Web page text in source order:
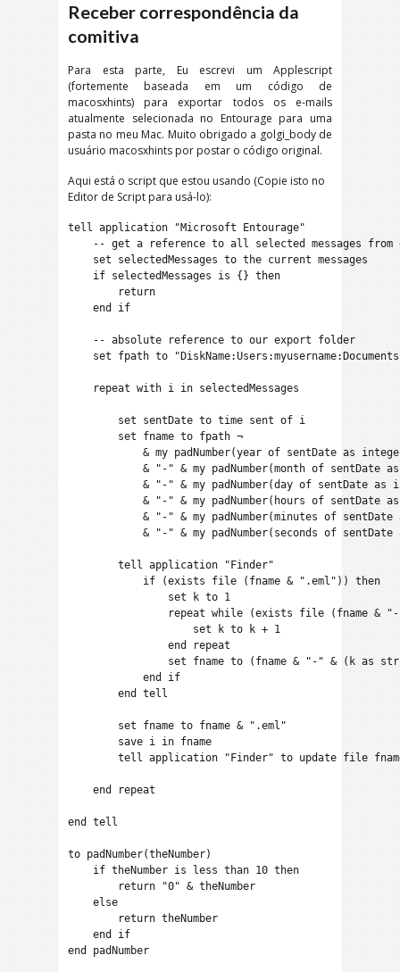
Receber correspondência da
comitiva
Para esta parte, Eu escrevi um Applescript
(fortemente baseada em um código de
macosxhints) para exportar todos os e-mails
atualmente selecionada no Entourage para uma
pasta no meu Mac. Muito obrigado a golgi_body de
usuário macosxhints por postar o código original.
Aqui está o script que estou usando (Copie isto no
Editor de Script para usá-lo):
tell application "Microsoft Entourage"
-- get a reference to all selected messages from
    set selectedMessages to the current messages
    if selectedMessages is {} then
        return
    end if
    -- absolute reference to our export folder
set fpath to
    repeat with i in selectedMessages
        set sentDate to time sent of i
        set fname to fpath ¬
& my padNumber(year of sentDate as
& "-" & my padNumber(month of sentDate
& "-" & my padNumber(day of sentDate as
& "-" & my padNumber(hours of sentDate
& "-" & my padNumber(minutes of sentDate
& "-" & my padNumber(seconds of sentDate
        tell application "Finder"
            if (exists file (fname & ".eml")) then
                set k to 1
repeat while (exists file (fname &
                    set k to k + 1
                end repeat
set fname to (fname & "-" & (k as
            end if
        end tell
        set fname to fname & ".eml"
        save i in fname
tell application "Finder" to update file
    end repeat
end tell
to padNumber(theNumber)
    if theNumber is less than 10 then
        return "0" & theNumber
    else
        return theNumber
    end if
end padNumber